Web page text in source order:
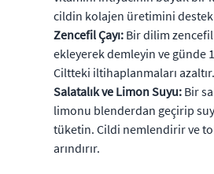
cildin kolajen üretimini
Zencefil Çayı: Bir dilim
ekleyerek demleyin ve günde
Ciltteki iltihaplanmaları azaltır.
Salatalık ve Limon Suyu: Bir
limonu blenderdan geçirip
tüketin. Cildi nemlendirir ve
arındırır.